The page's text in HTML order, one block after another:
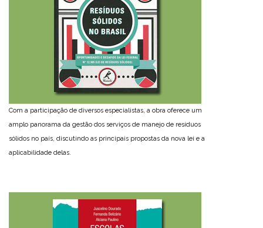
Com a participação de diversos especialistas, a obra oferece um
amplo panorama da gestão dos serviços de manejo de resíduos
sólidos no país, discutindo as principais propostas da nova lei e a
aplicabilidade delas.